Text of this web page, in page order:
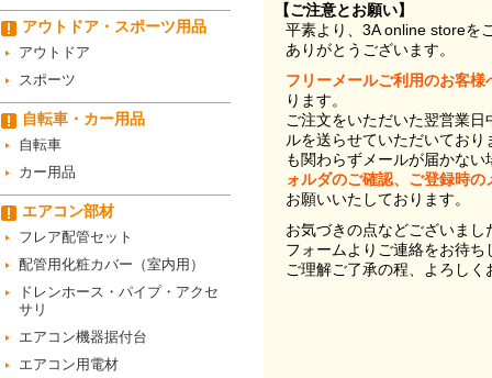
アウトドア・スポーツ用品
アウトドア
スポーツ
自転車・カー用品
自転車
カー用品
エアコン部材
フレア配管セット
配管用化粧カバー（室内用）
ドレンホース・パイプ・アクセ
サリ
エアコン機器据付台
エアコン用電材
【ご注意とお願い】
平素より、3A online storeを
ありがとうございます。
フリーメールご利用のお客様
ります。
ご注文をいただいた翌営業
ルを送らせていただいてお
も関わらずメールが届かない
ォルダのご確認、ご登録時
お願いいたしております。
お気づきの点などございま
フォームよりご連絡をお待ち
ご理解ご了承の程、よろし